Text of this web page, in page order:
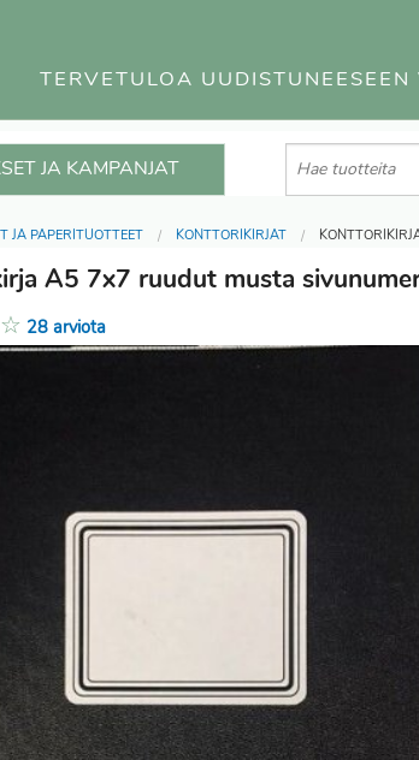
TERVETULOA
JA KAMPANJAT
JA PAPERITUOTTEET KONTTORIKIRJAT
A5 7x7 ruudut musta
☆ 28 arviota